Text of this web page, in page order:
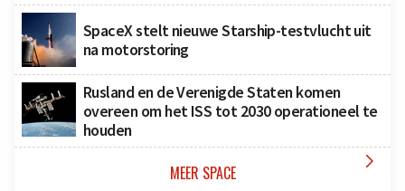
SpaceX stelt nieuwe Starship-testvlucht uit
na motorstoring
Rusland en de Verenigde Staten komen
overeen om het ISS tot 2030 operationeel te
houden
MEER SPACE 